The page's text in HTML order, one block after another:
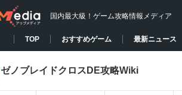
国内最大級！ゲーム攻略情報メディア
TOP おすすめゲーム 最新ニュース
ゼノブレイドクロスDE攻略Wiki